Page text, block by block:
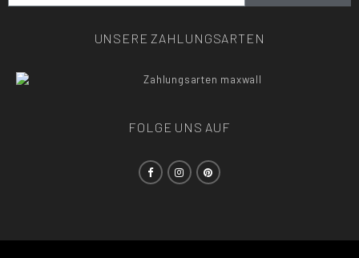
UNSERE ZAHLUNGSARTEN
FOLGE UNS AUF